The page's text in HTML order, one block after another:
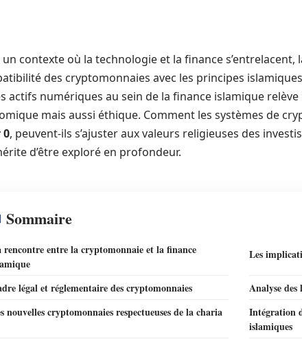
un contexte où la technologie et la finance s’entrelacent,
des cryptomonnaies avec les principes
actifs numériques au sein de la finance islamique
mais aussi éthique. Comment les systèmes de
0, peuvent-ils s’ajuster aux valeurs religieuses des
d’être exploré en profondeur.
Sommaire
rencontre entre la cryptomonnaie et la finance
Les
légal et réglementaire des cryptomonnaies
Analyse
nouvelles cryptomonnaies respectueuses de la charia
Intégration
islamiques